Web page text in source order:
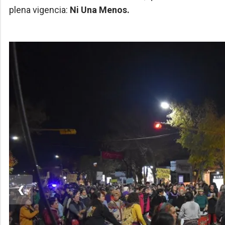
plena vigencia: Ni Una Menos.
❮